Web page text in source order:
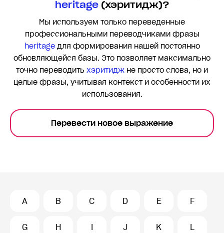
heritage(хэритидж)?
Мы используем только переведенные
профессиональными переводчиками фразы
heritageдля формирования нашей постоянно
обновляющейся базы. Это позволяет максимально
точно переводить хэритидж не просто слова, но и
целые фразы, учитывая контекст и особенности их
использования.
Перевести новое выражение
A B C D E F
G H I J K L